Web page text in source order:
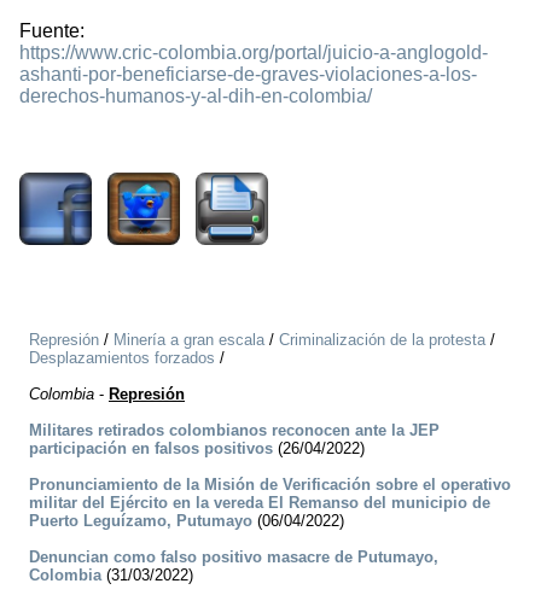
Fuente:
https://www.cric-colombia.org/portal/juicio-a-anglogold-
ashanti-por-beneficiarse-de-graves-violaciones-a-los-
derechos-humanos-y-al-dih-en-colombia/
Represión / Minería a gran escala/ Criminalización de la protesta/
Desplazamientos forzados /
Colombia - Represión
Militares retirados colombianos reconocen ante la JEP
participación en falsos positivos (26/04/2022)
Pronunciamiento de la Misión de Verificación sobre el operativo
militar del Ejército en la vereda El Remanso del municipio de
Puerto Leguízamo, Putumayo (06/04/2022)
Denuncian como falso positivo masacre de Putumayo,
Colombia(31/03/2022)